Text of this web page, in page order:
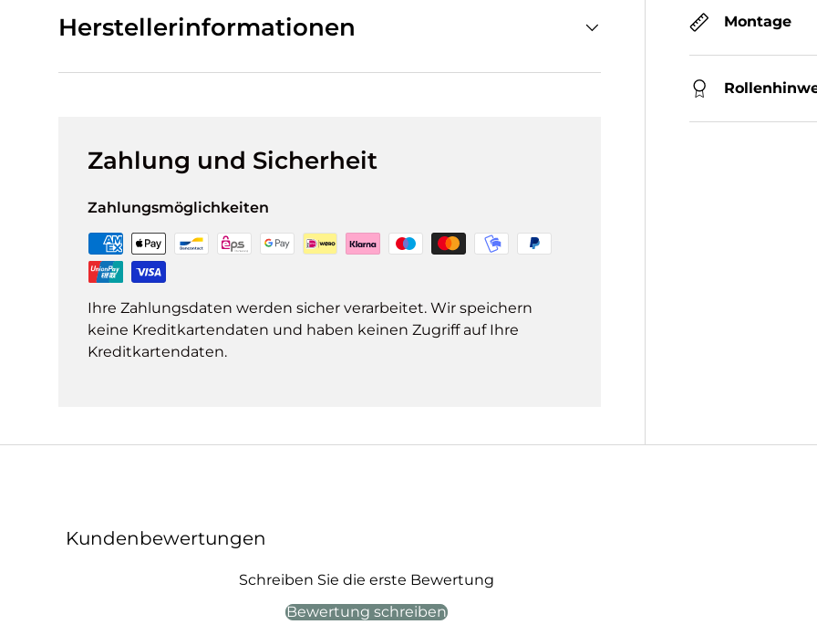
Montage
Herstellerinformationen
Zahlung und Sicherheit
Zahlungsmöglichkeiten
Ihre Zahlungsdaten werden sicher verarbeitet. Wir speichern
keine Kreditkartendaten und haben keinen Zugriff auf Ihre
Kreditkartendaten.
Kundenbewertungen
Schreiben Sie die erste Bewertung
Bewertung schreiben